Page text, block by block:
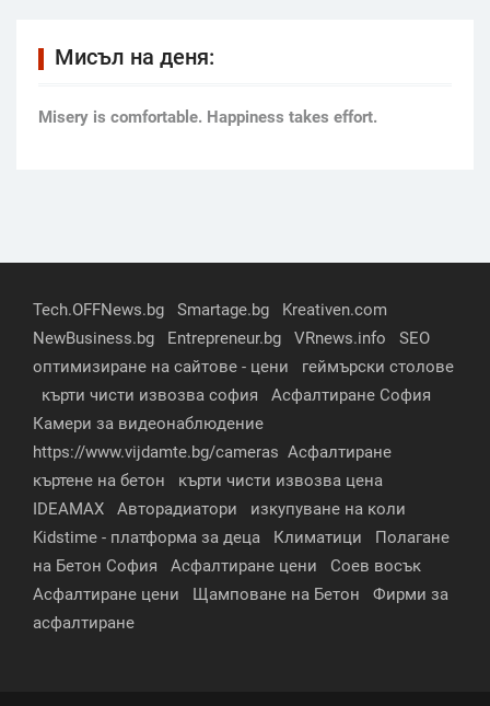
Мисъл на деня:
Мisery is comfortable. Happiness takes effort.
Tech.OFFNews.bg Smartage.bg
Kreativen.com
NewBusiness.bg
Entrepreneur.bg VRnews.info
SEO
оптимизиране на сайтове - цени
геймърски столове
кърти чисти извозва софия
Асфалтиране София
Камери за видеонаблюдение
https://www.vijdamte.bg/cameras Асфалтиране
къртене на бетон
кърти чисти извозва цена
IDEAMAX
Авторадиатори
изкупуване на коли
Kidstime - платформа за деца
Климатици
Полагане
на Бетон София
Асфалтиране цени
Соев восък
Асфалтиране цени
Щамповане на Бетон
Фирми за
асфалтиране